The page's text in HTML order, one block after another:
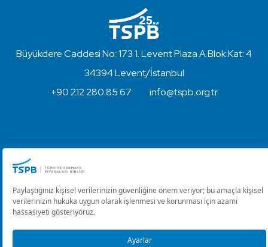
Büyükdere Caddesi No: 173 1. Levent Plaza A Blok Kat: 4
34394 Levent/İstanbul
+90 212 280 85 67
info@tspb.org.tr
Kullanım Koşulları ve Gizlilik
Çerez Ayarlarını Düzenle